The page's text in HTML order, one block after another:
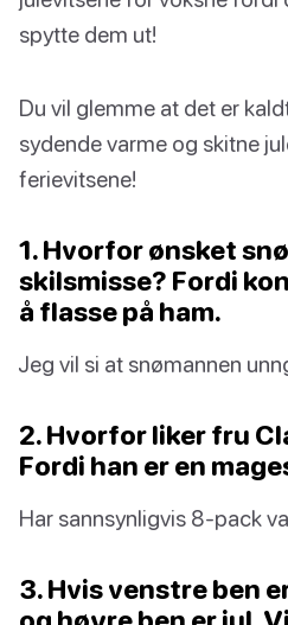
spytte dem ut!
Du vil glemme at det er
sydende varme og skitne
ferievitsene!
1. Hvorfor ønsket
skilsmisse? Fordi
å flasse på ham.
Jeg vil si at snømannen
2. Hvorfor liker fru
Fordi han er en
Har sannsynligvis 8-pack
3. Hvis venstre ben